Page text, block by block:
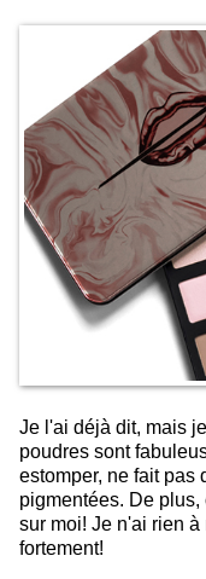
Je l'ai déjà dit, mais
poudres sont
estomper, ne fait pas
pigmentées. De
sur moi! Je n'ai rien
fortement!